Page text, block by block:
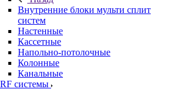
Внутренние блоки мульти сплит
систем
Настенные
Кассетные
Напольно-потолочные
Колонные
Канальные
системы